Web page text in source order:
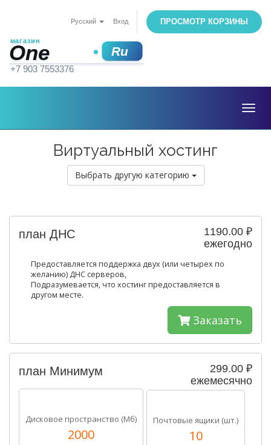
Русский Вход ПРОСМОТР КОРЗИНЫ
Виртуальный хостинг
Выбрать другую категорию
1190.00 ₽
ежегодно
план ДНС
Предоставляется поддержка двух (или четырех по
желанию) ДНС серверов,
Подразумевается, что хостинг предоставляется в
другом месте.
Заказать
299.00 ₽
ежемесячно
план Минимум
Дисковое пространство (Мб)
2000
Почтовые ящики (шт.)
10